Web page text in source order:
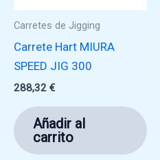
Carretes de Jigging
Carrete Hart MIURA
SPEED JIG 300
288,32 €
Añadir al
carrito